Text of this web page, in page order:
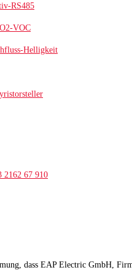
RS485
VOC
Helligkeit
2162 67 910
dass EAP Electric GmbH,